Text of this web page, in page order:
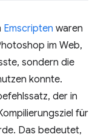
Emscripten waren
im Web,
sondern die
konnte.
der in
für
Das bedeutet,